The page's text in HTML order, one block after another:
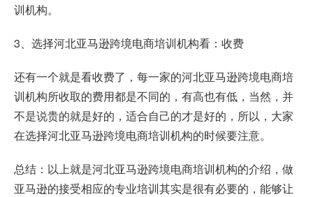
训机构。
3、选择河北亚马逊跨境电商培训机构看：收费
还有一个就是看收费了，每一家的河北亚马逊跨境电商培
训机构所收取的费用都是不同的，有高也有低，当然，并
不是说贵的就是好的，适合自己的才是好的，所以，大家
在选择河北亚马逊跨境电商培训机构的时候要注意。
总结：以上就是河北亚马逊跨境电商培训机构的介绍，做
亚马逊的接受相应的专业培训其实是很有必要的，能够让